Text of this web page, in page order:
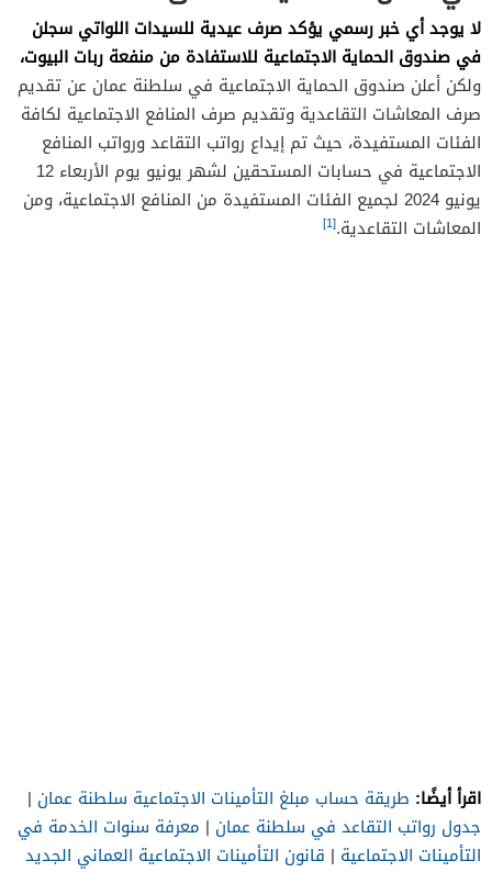
لا يوجد أي خبر رسمي يؤكد صرف عيدية للسيدات اللواتي سجلن
في صندوق الحماية الاجتماعية للاستفادة من منفعة ربات البيوت،
ولكن أعلن صندوق الحماية الاجتماعية في سلطنة عمان عن تقديم
صرف المعاشات التقاعدية وتقديم صرف المنافع الاجتماعية لكافة
الفئات المستفيدة، حيث تم إيداع رواتب التقاعد ورواتب المنافع
الاجتماعية في حسابات المستحقين لشهر يونيو يوم الأربعاء 12
يونيو 2024 لجميع الفئات المستفيدة من المنافع الاجتماعية، ومن
المعاشات التقاعدية.[1]
اقرأ أيضًا: طريقة حساب مبلغ التأمينات الاجتماعية سلطنة عمان |
جدول رواتب التقاعد في سلطنة عمان | معرفة سنوات الخدمة في
التأمينات الاجتماعية | قانون التأمينات الاجتماعية العماني الجديد